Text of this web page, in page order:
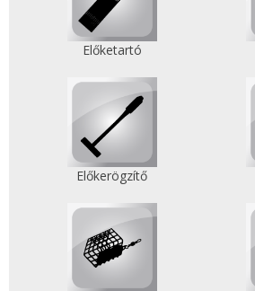
Előketartó
Előkerögzítő